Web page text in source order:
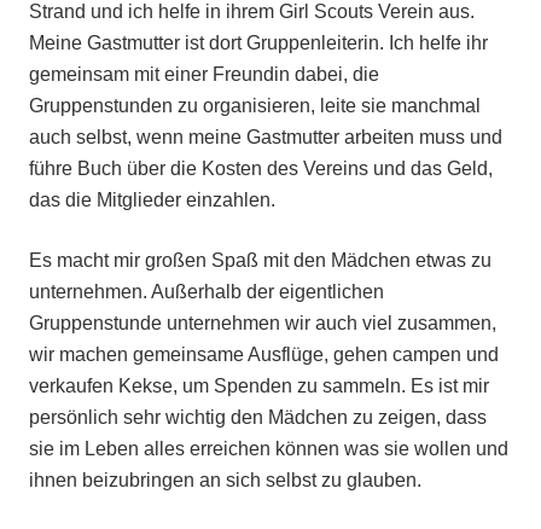
Strand und ich helfe in ihrem Girl Scouts Verein aus.
Meine Gastmutter ist dort Gruppenleiterin. Ich helfe ihr
gemeinsam mit einer Freundin dabei, die
Gruppenstunden zu organisieren, leite sie manchmal
auch selbst, wenn meine Gastmutter arbeiten muss und
führe Buch über die Kosten des Vereins und das Geld,
das die Mitglieder einzahlen.
Es macht mir großen Spaß mit den Mädchen etwas zu
unternehmen. Außerhalb der eigentlichen
Gruppenstunde unternehmen wir auch viel zusammen,
wir machen gemeinsame Ausflüge, gehen campen und
verkaufen Kekse, um Spenden zu sammeln. Es ist mir
persönlich sehr wichtig den Mädchen zu zeigen, dass
sie im Leben alles erreichen können was sie wollen und
ihnen beizubringen an sich selbst zu glauben.